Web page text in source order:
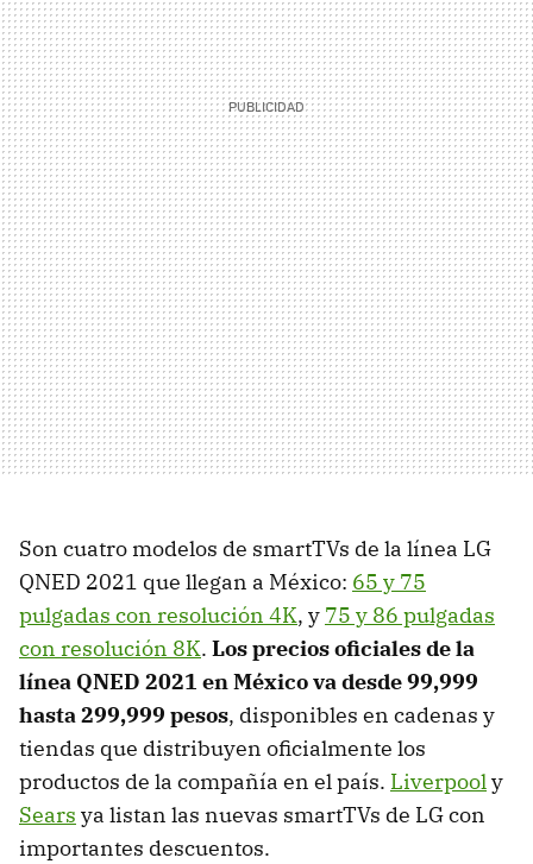
Son cuatro modelos de smartTVs de la línea LG
QNED 2021 que llegan a México: 65 y 75
pulgadas con resolución 4K, y 75 y 86 pulgadas
con resolución 8K. Los precios oficiales de la
línea QNED 2021 en México va desde 99,999
hasta 299,999 pesos, disponibles en cadenas y
tiendas que distribuyen oficialmente los
productos de la compañía en el país. Liverpooly
Sears ya listan las nuevas smartTVs de LG con
importantes descuentos.